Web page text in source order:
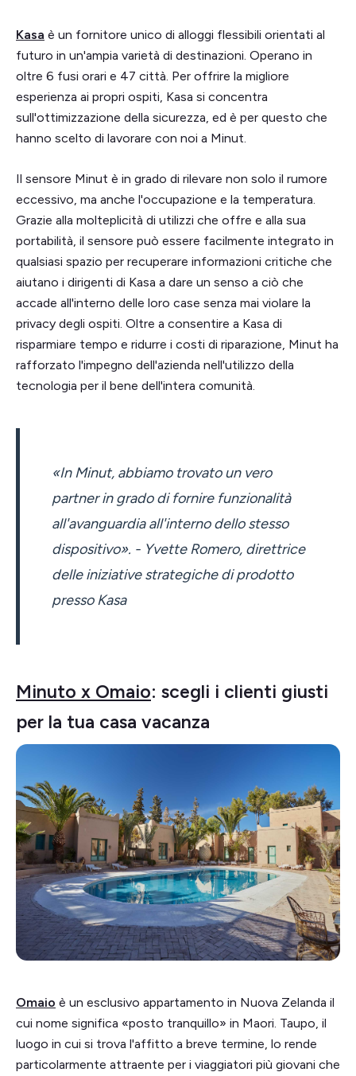
Kasa è un fornitore unico di alloggi flessibili orientati al
futuro in un'ampia varietà di destinazioni. Operano in
oltre 6 fusi orari e 47 città. Per offrire la migliore
esperienza ai propri ospiti, Kasa si concentra
sull'ottimizzazione della sicurezza, ed è per questo che
hanno scelto di lavorare con noi a Minut.
Il sensore Minut è in grado di rilevare non solo il rumore
eccessivo, ma anche l'occupazione e la temperatura.
Grazie alla molteplicità di utilizzi che offre e alla sua
portabilità, il sensore può essere facilmente integrato in
qualsiasi spazio per recuperare informazioni critiche che
aiutano i dirigenti di Kasa a dare un senso a ciò che
accade all'interno delle loro case senza mai violare la
privacy degli ospiti. Oltre a consentire a Kasa di
risparmiare tempo e ridurre i costi di riparazione, Minut ha
rafforzato l'impegno dell'azienda nell'utilizzo della
tecnologia per il bene dell'intera comunità.
«In Minut, abbiamo trovato un vero
partner in grado di fornire funzionalità
all'avanguardia all'interno dello stesso
dispositivo». - Yvette Romero, direttrice
delle iniziative strategiche di prodotto
presso Kasa
Minuto x Omaio: scegli i clienti giusti
per la tua casa vacanza
Omaio è un esclusivo appartamento in Nuova Zelanda il
cui nome significa «posto tranquillo» in Maori. Taupo, il
luogo in cui si trova l'affitto a breve termine, lo rende
particolarmente attraente per i viaggiatori più giovani che